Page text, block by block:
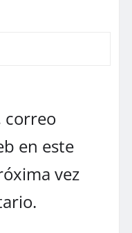
correo
en este
vez